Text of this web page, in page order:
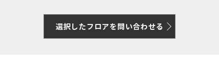
選択したフロアを問い合わせる